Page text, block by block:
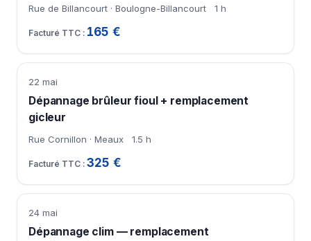
Rue de Billancourt · Boulogne-Billancourt 1 h
165 €
22 mai
Dépannage brûleur fioul + remplacement
gicleur
Rue Cornillon · Meaux 1.5 h
325 €
24 mai
Dépannage clim — remplacement